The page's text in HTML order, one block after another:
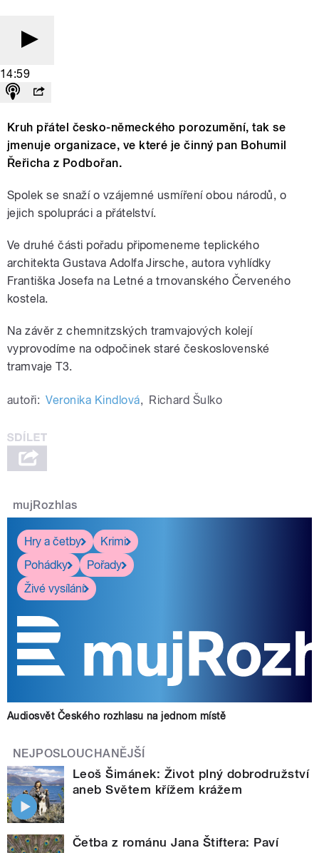
14:59
Kruh přátel česko-německého porozumění, tak se
jmenuje organizace, ve které je činný pan Bohumil
Řeřicha z Podbořan.
Spolek se snaží o vzájemné usmíření obou národů, o
jejich spolupráci a přátelství.
Ve druhé části pořadu připomeneme teplického
architekta Gustava Adolfa Jirsche, autora vyhlídky
Františka Josefa na Letné a trnovanského Červeného
kostela.
Na závěr z chemnitzských tramvajových kolejí
vyprovodíme na odpočinek staré československé
tramvaje T3.
autoři: Veronika Kindlová, Richard Šulko
mujRozhlas
Hry a četby
Krimi
Pohádky
Pořady
Živé vysílání
Audiosvět Českého rozhlasu na jednom místě
NEJPOSLOUCHANĚJŠÍ
Leoš Šimánek: Život plný dobrodružství
aneb Světem křížem krážem
Četba z románu Jana Štiftera: Paví